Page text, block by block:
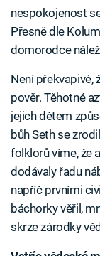
nespokojenost
Přesně dle
domorodce
Není překvapivé,
pověr. Těhotné
jejich dětem
bůh Seth se
folklorů víme, že
dodávaly řadu
napříč prvními
báchorky věřil,
skrze zárodky